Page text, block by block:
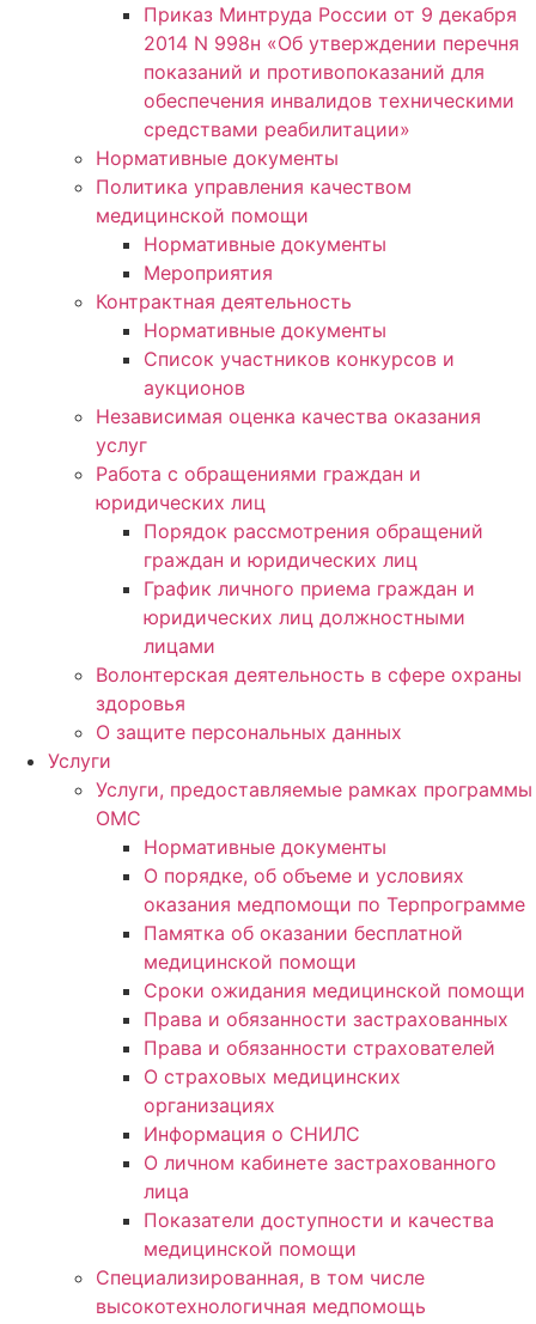
Приказ Минтруда России от 9 декабря
2014 N 998н «Об утверждении перечня
показаний и противопоказаний для
обеспечения инвалидов техническими
средствами реабилитации»
Нормативные документы
Политика управления качеством
медицинской помощи
Нормативные документы
Мероприятия
Контрактная деятельность
Нормативные документы
Список участников конкурсов и
аукционов
Независимая оценка качества оказания
услуг
Работа с обращениями граждан и
юридических лиц
Порядок рассмотрения обращений
граждан и юридических лиц
График личного приема граждан и
юридических лиц должностными
лицами
Волонтерская деятельность в сфере охраны
здоровья
О защите персональных данных
Услуги
Услуги, предоставляемые рамках программы
ОМС
Нормативные документы
О порядке, об объеме и условиях
оказания медпомощи по Терпрограмме
Памятка об оказании бесплатной
медицинской помощи
Сроки ожидания медицинской помощи
Права и обязанности застрахованных
Права и обязанности страхователей
О страховых медицинских
организациях
Информация о СНИЛС
О личном кабинете застрахованного
лица
Показатели доступности и качества
медицинской помощи
Специализированная, в том числе
высокотехнологичная медпомощь